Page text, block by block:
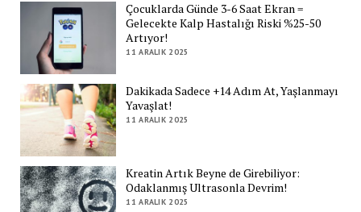
Çocuklarda Günde 3-6 Saat Ekran =
Gelecekte Kalp Hastalığı Riski %25-50
Artıyor!
11 ARALIK 2025
Dakikada Sadece +14 Adım At, Yaşlanmayı
Yavaşlat!
11 ARALIK 2025
Kreatin Artık Beyne de Girebiliyor:
Odaklanmış Ultrasonla Devrim!
11 ARALIK 2025